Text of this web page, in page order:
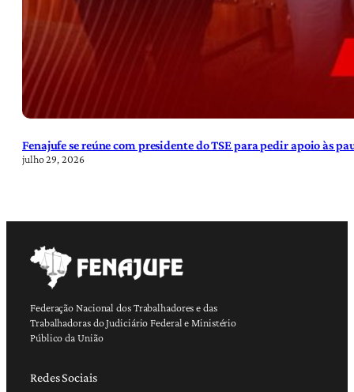
Fenajufe se reúne com presidente do TSE para pedir apoio às
julho 29, 2026
Federação Nacional dos Trabalhadores e das
Trabalhadoras do Judiciário Federal e Ministério
Público da União
Redes Sociais